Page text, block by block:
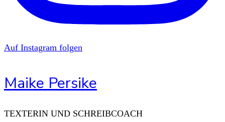
Auf Instagram folgen
Maike Persike
TEXTERIN UND SCHREIBCOACH